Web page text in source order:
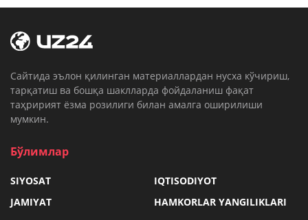
Cайтида эълон қилинган материаллардан нусха кўчириш,
тарқатиш ва бошқа шаклларда фойдаланиш фақат
таҳририят ёзма розилиги билан амалга оширилиши
мумкин.
Бўлимлар
SIYOSAT
IQTISODIYOT
JAMIYAT
HAMKORLAR YANGILIKLARI